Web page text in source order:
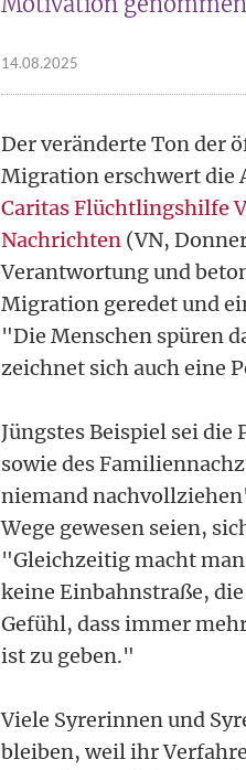
14.08.2025
Der veränderte Ton der
Migration erschwert die
Caritas Flüchtlingshilfe
Nachrichten (VN,
Verantwortung und
Migration geredet und
"Die Menschen spüren
zeichnet sich auch eine
Jüngstes Beispiel sei
sowie des
niemand
Wege gewesen seien,
"Gleichzeitig macht
keine Einbahnstraße,
Gefühl, dass immer
ist zu geben."
Viele Syrerinnen und
bleiben, weil ihr